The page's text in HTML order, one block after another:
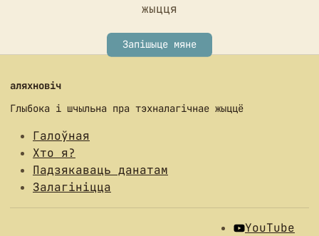
жыцця
Запішыце мяне
аляхновіч
Глыбока і шчыльна пра тэхналагічнае жыццё
Галоўная
Хто я?
Падзякаваць данатам
Залагініцца
YouTube